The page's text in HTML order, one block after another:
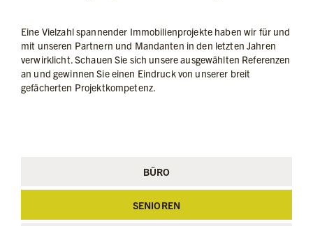
Eine Vielzahl spannender Immobilienprojekte haben wir für und
mit unseren Partnern und Mandanten in den letzten Jahren
verwirklicht. Schauen Sie sich unsere ausgewählten Referenzen
an und gewinnen Sie einen Eindruck von unserer breit
gefächerten Projektkompetenz.
BÜRO
SENIOREN